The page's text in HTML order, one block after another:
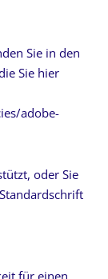
Sie in den
Sie hier
adobe-
oder Sie